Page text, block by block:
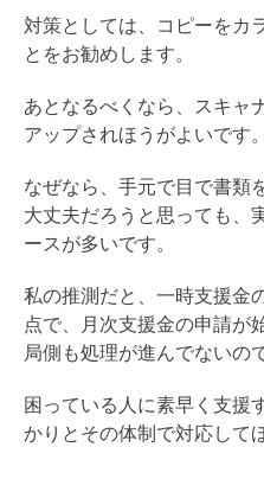
対策としては、コピーをカ
とをお勧めします。
あとなるべくなら、スキャ
アップされほうがよいです。
なぜなら、手元で目で書類
大丈夫だろうと思っても、
ースが多いです。
私の推測だと、一時支援金
点で、月次支援金の申請が
局側も処理が進んでないの
困っている人に素早く支援
かりとその体制で対応して